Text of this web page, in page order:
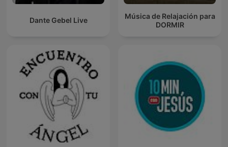
Dante Gebel Live
Música de Relajación para
DORMIR